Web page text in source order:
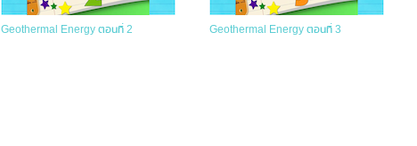
Geothermal Energy ตอนที่ 2 Geothermal Energy ตอนที่ 3